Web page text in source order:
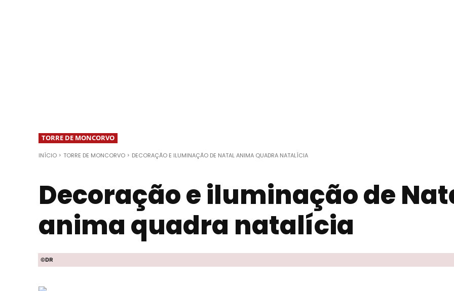
TORRE DE MONCORVO
INÍCIO TORRE DE MONCORVO DECORAÇÃO E ILUMINAÇÃO DE NATAL ANIMA QUADRA NATALÍCIA
Decoração e iluminação de
anima quadra natalícia
©DR